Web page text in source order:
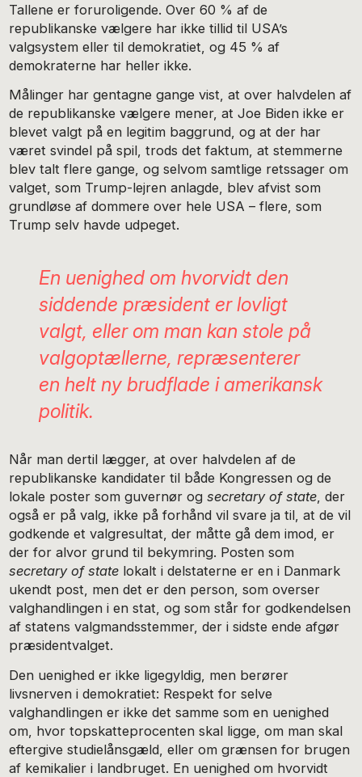
Tallene er foruroligende. Over 60 % af de
republikanske vælgere har ikke tillid til USA’s
valgsystem eller til demokratiet, og 45 % af
demokraterne har heller ikke.
Målinger har gentagne gange vist, at over halvdelen af
de republikanske vælgere mener, at Joe Biden ikke er
blevet valgt på en legitim baggrund, og at der har
været svindel på spil, trods det faktum, at stemmerne
blev talt flere gange, og selvom samtlige retssager om
valget, som Trump-lejren anlagde, blev afvist som
grundløse af dommere over hele USA – flere, som
Trump selv havde udpeget.
En uenighed om hvorvidt den
siddende præsident er lovligt
valgt, eller om man kan stole på
valgoptællerne, repræsenterer
en helt ny brudflade i amerikansk
politik.
Når man dertil lægger, at over halvdelen af de
republikanske kandidater til både Kongressen og de
lokale poster som guvernør ogsecretary of state, der
også er på valg, ikke på forhånd vil svare ja til, at de vil
godkende et valgresultat, der måtte gå dem imod, er
der for alvor grund til bekymring. Posten som
secretary of state lokalt i delstaterne er en i Danmark
ukendt post, men det er den person, som overser
valghandlingen i en stat, og som står for godkendelsen
af statens valgmandsstemmer, der i sidste ende afgør
præsidentvalget.
Den uenighed er ikke ligegyldig, men berører
livsnerven i demokratiet: Respekt for selve
valghandlingen er ikke det samme som en uenighed
om, hvor topskatteprocenten skal ligge, om man skal
eftergive studielånsgæld, eller om grænsen for brugen
af kemikalier i landbruget. En uenighed om hvorvidt